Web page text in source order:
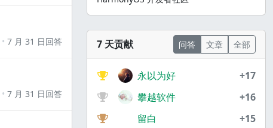
7 月 31 日回答
7 月 31 日回答
7 天贡献 问答 文章 全部
永以为好
+17
攀越软件
+16
留白
+15